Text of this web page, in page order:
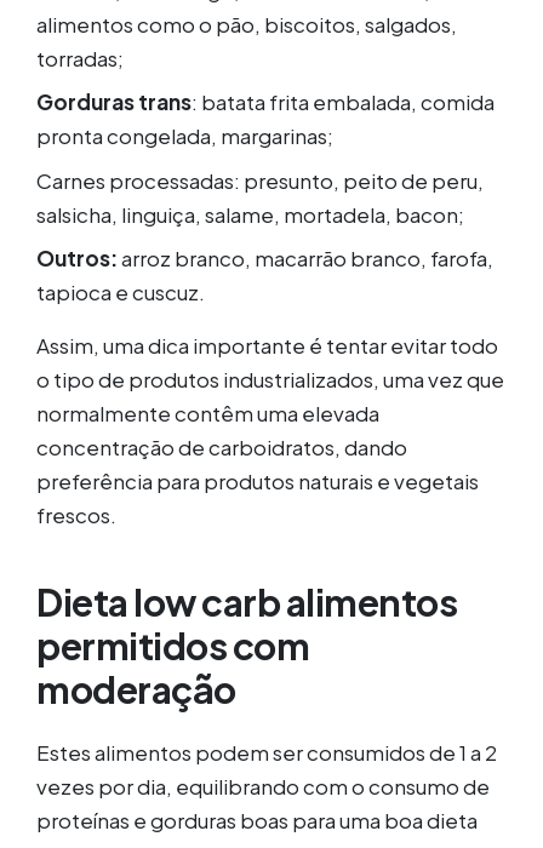
alimentos como o pão, biscoitos, salgados,
torradas;
Gorduras trans: batata frita embalada, comida
pronta congelada, margarinas;
Carnes processadas: presunto, peito de peru,
salsicha, linguiça, salame, mortadela, bacon;
Outros:arroz branco, macarrão branco, farofa,
tapioca e cuscuz.
Assim, uma dica importante é tentar evitar todo
o tipo de produtos industrializados, uma vez que
normalmente contêm uma elevada
concentração de carboidratos, dando
preferência para produtos naturais e vegetais
frescos.
Dieta low carb alimentos
permitidos com
moderação
Estes alimentos podem ser consumidos de 1 a 2
vezes por dia, equilibrando com o consumo de
proteínas e gorduras boas para uma boa dieta